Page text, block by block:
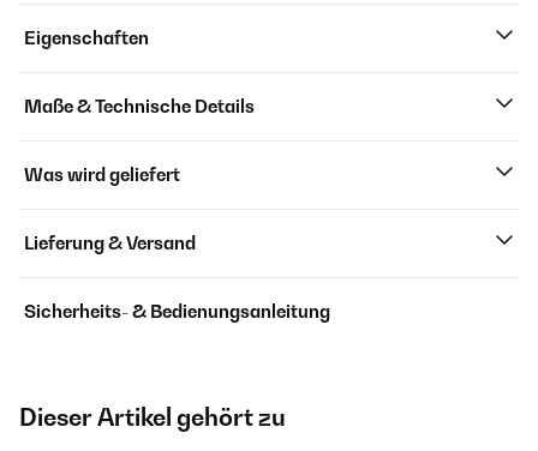
Eigenschaften
Maße & Technische Details
Was wird geliefert
Lieferung & Versand
Sicherheits- & Bedienungsanleitung
Dieser Artikel gehört zu